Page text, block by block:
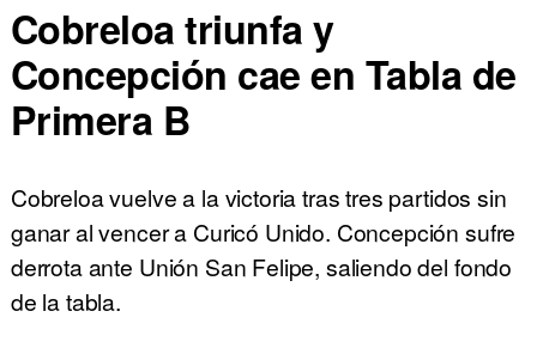
Cobreloa triunfa y
Concepción cae en Tabla de
Primera B
Cobreloa vuelve a la victoria tras tres partidos sin
ganar al vencer a Curicó Unido. Concepción sufre
derrota ante Unión San Felipe, saliendo del fondo
de la tabla.